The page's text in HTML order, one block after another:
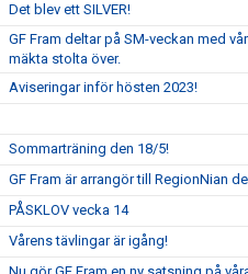
Det blev ett SILVER!
GF Fram deltar på SM-veckan med
mäkta stolta över.
Aviseringar inför hösten 2023!
Sommarträning den 18/5!
GF Fram är arrangör till RegionNian
PÅSKLOV vecka 14
Vårens tävlingar är igång!